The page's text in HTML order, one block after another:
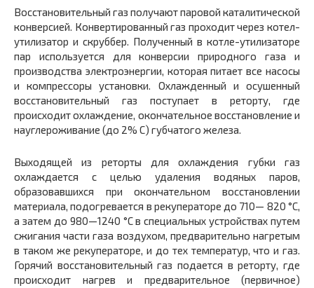
Восстановительный газ получают паровой каталитической
конверсией. Конвертированный газ проходит через котел-
утилизатор и скруббер. Полученный в котле-утилизаторе
пар используется для конверсии природного газа и
производства электроэнергии, которая питает все насосы
и компрессоры установки. Охлажденный и осушенный
восстановительный газ поступает в реторту, где
происходит охлаждение, окончательное восстановление и
науглероживание (до 2% С) губчатого железа.
Выходящей из реторты для охлаждения губки газ
охлаждается с целью удаления водяных паров,
образовавшихся при окончательном восстановлении
материала, подогревается в рекуператоре до 710— 820 °С,
а затем до 980—1240 °С в специальных устройствах путем
сжигания части газа воздухом, предварительно нагретым
в таком же рекуператоре, и до тех температур, что и газ.
Горячий восстановительный газ подается в реторту, где
происходит нагрев и предварительное (первичное)